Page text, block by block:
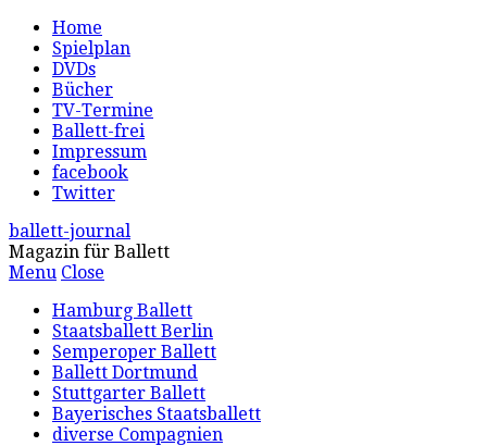
Home
Spielplan
DVDs
Bücher
TV-Termine
Ballett-frei
Impressum
facebook
Twitter
ballett-journal
Magazin für Ballett
Menu Close
Hamburg Ballett
Staatsballett Berlin
Semperoper Ballett
Ballett Dortmund
Stuttgarter Ballett
Bayerisches Staatsballett
diverse Compagnien